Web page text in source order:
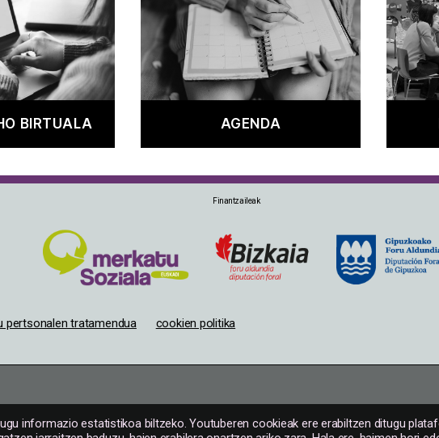
BIRTUALA AGENDA
Finantzaileak
pertsonalen tratamendua cookien politika
informazio estatistikoa biltzeko. Youtuberen cookieak ere erabiltzen ditugu